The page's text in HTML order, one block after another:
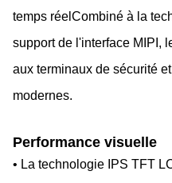
temps réelCombiné à la
support de l'interface MIPI,
aux terminaux de sécurité
modernes.
Performance visuelle
• La technologie IPS TFT